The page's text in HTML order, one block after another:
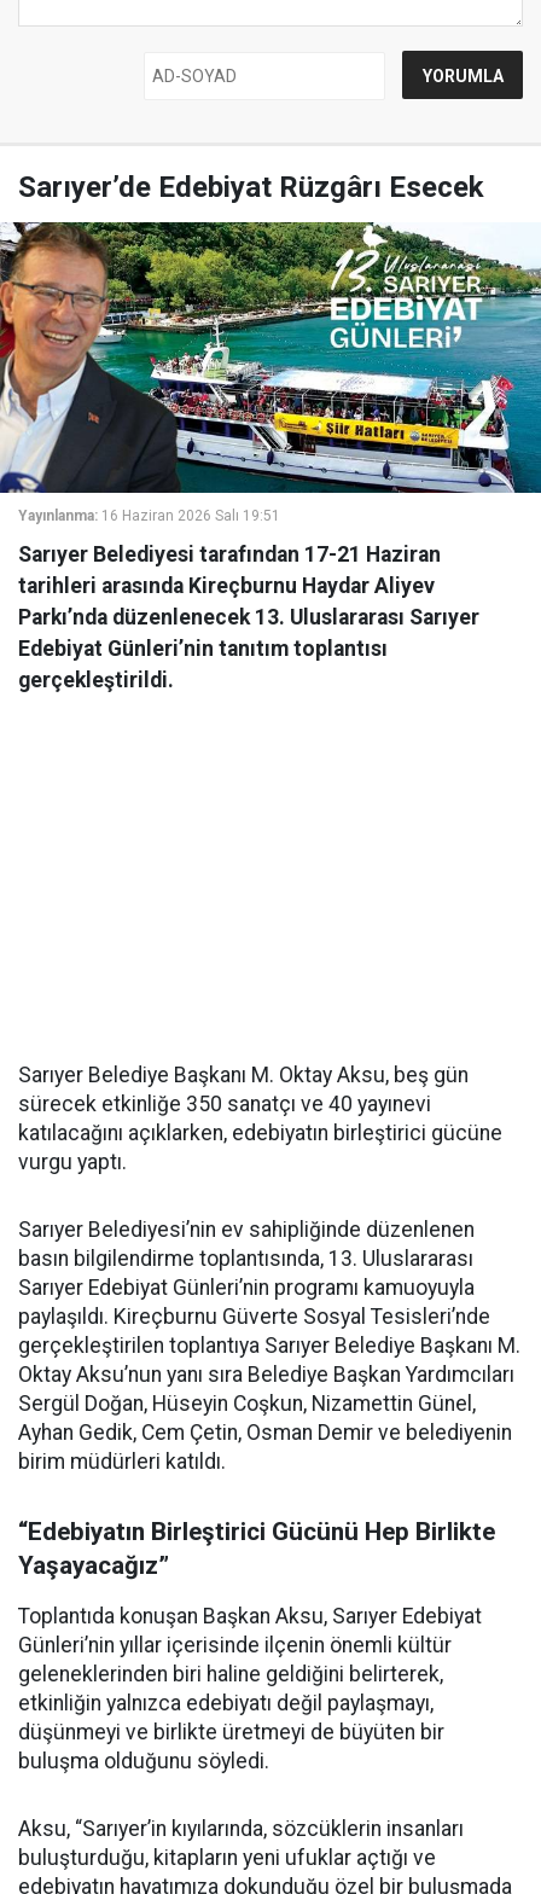
Sarıyer’de Edebiyat Rüzgârı Esecek
Yayınlanma: 16 Haziran 2026 Salı 19:51
Sarıyer Belediyesi tarafından 17-21 Haziran
tarihleri arasında Kireçburnu Haydar Aliyev
Parkı’nda düzenlenecek 13. Uluslararası Sarıyer
Edebiyat Günleri’nin tanıtım toplantısı
gerçekleştirildi.
Sarıyer Belediye Başkanı M. Oktay Aksu, beş gün
sürecek etkinliğe 350 sanatçı ve 40 yayınevi
katılacağını açıklarken, edebiyatın birleştirici gücüne
vurgu yaptı.
Sarıyer Belediyesi’nin ev sahipliğinde düzenlenen
basın bilgilendirme toplantısında, 13. Uluslararası
Sarıyer Edebiyat Günleri’nin programı kamuoyuyla
paylaşıldı. Kireçburnu Güverte Sosyal Tesisleri’nde
gerçekleştirilen toplantıya Sarıyer Belediye Başkanı M.
Oktay Aksu’nun yanı sıra Belediye Başkan Yardımcıları
Sergül Doğan, Hüseyin Coşkun, Nizamettin Günel,
Ayhan Gedik, Cem Çetin, Osman Demir ve belediyenin
birim müdürleri katıldı.
“Edebiyatın Birleştirici Gücünü Hep Birlikte
Yaşayacağız”
Toplantıda konuşan Başkan Aksu, Sarıyer Edebiyat
Günleri’nin yıllar içerisinde ilçenin önemli kültür
geleneklerinden biri haline geldiğini belirterek,
etkinliğin yalnızca edebiyatı değil paylaşmayı,
düşünmeyi ve birlikte üretmeyi de büyüten bir
buluşma olduğunu söyledi.
Aksu, “Sarıyer’in kıyılarında, sözcüklerin insanları
buluşturduğu, kitapların yeni ufuklar açtığı ve
edebiyatın hayatımıza dokunduğu özel bir buluşmada